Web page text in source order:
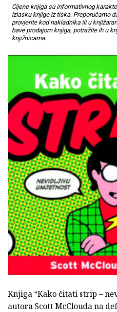
Cijene knjiga su informativnog
izlasku knjige iz tiska. Preporučamo
provjerite kod nakladnika ili u
bave prodajom knjiga, potražite ih u
knjižnicama.
Knjiga “Kako čitati strip –
autora Scott McClouda na